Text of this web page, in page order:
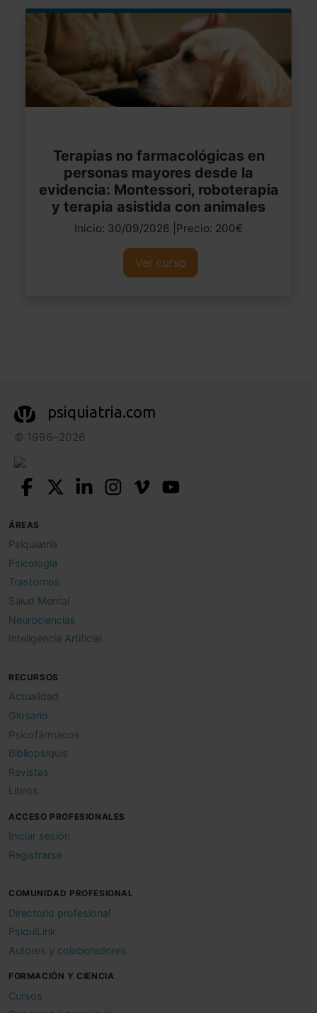
Terapias no farmacológicas en
personas mayores desde la
evidencia: Montessori, roboterapia
y terapia asistida con animales
Inicio: 30/09/2026 |Precio: 200€
Ver curso
psiquiatria.com
© 1996–2026
ÁREAS
Psiquiatría
Psicología
Trastornos
Salud Mental
Neurociencias
Inteligencia Artificial
RECURSOS
Actualidad
Glosario
Psicofármacos
Bibliopsiquis
Revistas
Libros
ACCESO PROFESIONALES
Iniciar sesión
Registrarse
COMUNIDAD PROFESIONAL
Directorio profesional
PsiquiLink
Autores y colaboradores
FORMACIÓN Y CIENCIA
Cursos